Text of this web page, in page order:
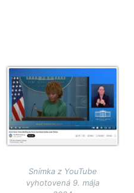
Image
Snímka z YouTube
vyhotovená 9. mája